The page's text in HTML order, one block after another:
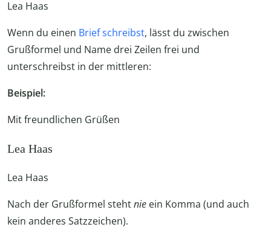
Lea Haas
Wenn du einen Brief schreibst, lässt du zwischen
Grußformel und Name drei Zeilen frei und
unterschreibst in der mittleren:
Beispiel:
Mit freundlichen Grüßen
Lea Haas
Lea Haas
Nach der Grußformel stehtnie ein Komma (und auch
kein anderes Satzzeichen).